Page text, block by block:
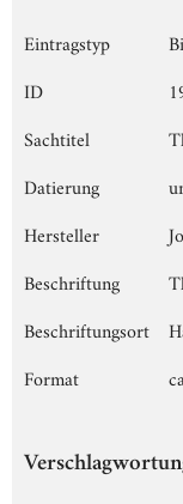
Eintragstyp
ID
Sachtitel
Datierung
Hersteller
Beschriftung
Beschriftungsort
Format